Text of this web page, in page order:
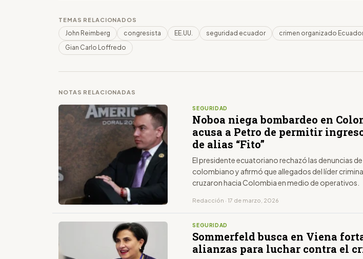
TEMAS RELACIONADOS
John Reimberg congresista EE.UU. seguridad ecuador
crimen organizado
Gian Carlo Loffredo
NOTAS RELACIONADAS
SEGURIDAD
Noboa niega bombardeo en
acusa a Petro de permitir
de alias “Fito”
El presidente ecuatoriano rechazó las denuncias de
colombiano y afirmó que allegados del líder
cruzaron hacia Colombia en medio de operativos.
Redacción · 17 de marzo, 2026
SEGURIDAD
Sommerfeld busca en Viena
alianzas para luchar contra el